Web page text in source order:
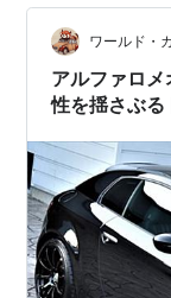
ようになりま
掛けたであろう
が、、、。 ラ
ワールド・
アルファロ
性を揺さぶ